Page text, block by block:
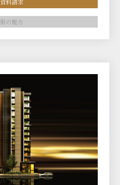
資料請求
街の魅力